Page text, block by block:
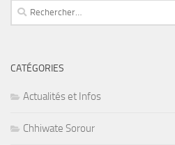
Rechercher :
CATÉGORIES
Actualités et Infos
Chhiwate Sorour